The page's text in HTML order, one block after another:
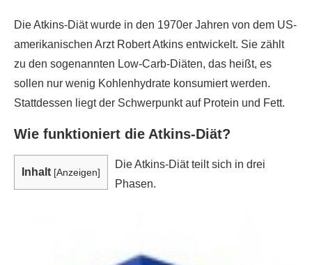
Die Atkins-Diät wurde in den 1970er Jahren von dem US-
amerikanischen Arzt Robert Atkins entwickelt. Sie zählt
zu den sogenannten Low-Carb-Diäten, das heißt, es
sollen nur wenig Kohlenhydrate konsumiert werden.
Stattdessen liegt der Schwerpunkt auf Protein und Fett.
Wie funktioniert die Atkins-Diät?
Inhalt [Anzeigen]
Die Atkins-Diät teilt sich in drei
Phasen.